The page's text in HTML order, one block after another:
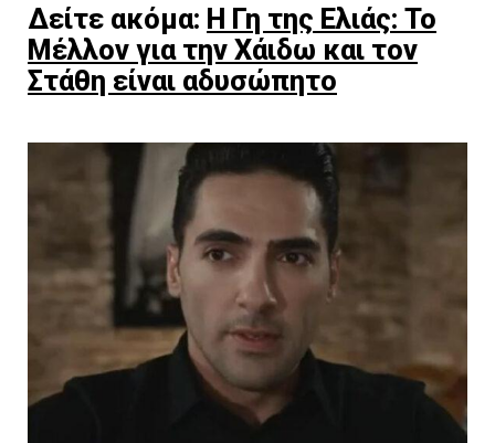
Δείτε ακόμα: Η Γη της Ελιάς: Το
Μέλλον για την Χάιδω και τον
Στάθη είναι αδυσώπητο